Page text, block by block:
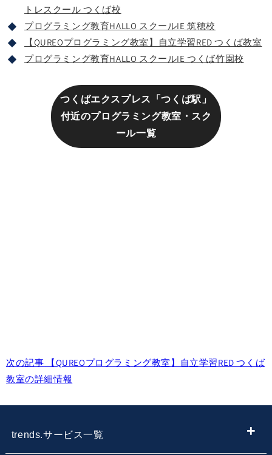
トレスクール つくば校
プログラミング教育HALLO スクールIE 筑穂校
【QUREOプログラミング教室】自立学習RED つくば教室
プログラミング教育HALLO スクールIE つくば竹園校
つくばエクスプレス「つくば駅」
付近のプログラミング教室・スク
ール一覧
次の記事
【QUREOプログラミング教室】自立学習RED つくば
教室の詳細情報
trends.サービス一覧